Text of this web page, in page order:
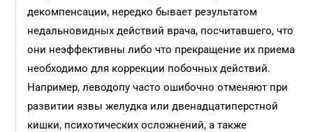
декомпенсации, нередко бывает результатом
недальновидных действий врача, посчитавшего, что
они неэффективны либо что прекращение их приема
необходимо для коррекции побочных действий.
Например, леводопу часто ошибочно отменяют при
развитии язвы желудка или двенадцатиперстной
кишки, психотических осложнений, а также